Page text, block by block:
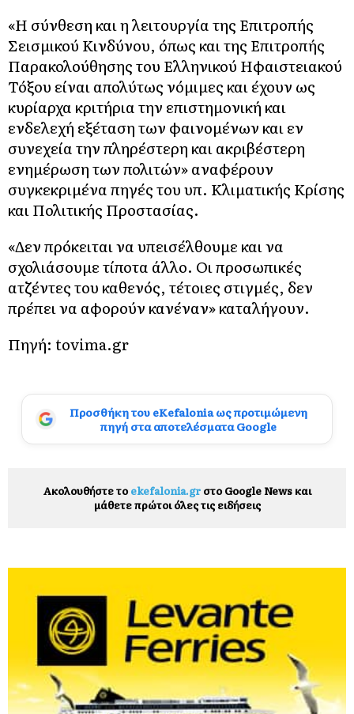
«Η σύνθεση και η λειτουργία της Επιτροπής
Σεισμικού Κινδύνου, όπως και της Επιτροπής
Παρακολούθησης του Ελληνικού Ηφαιστειακού
Τόξου είναι απολύτως νόμιμες και έχουν ως
κυρίαρχα κριτήρια την επιστημονική και
ενδελεχή εξέταση των φαινομένων και εν
συνεχεία την πληρέστερη και ακριβέστερη
ενημέρωση των πολιτών» αναφέρουν
συγκεκριμένα πηγές του υπ. Κλιματικής Κρίσης
και Πολιτικής Προστασίας.
«Δεν πρόκειται να υπεισέλθουμε και να
σχολιάσουμε τίποτα άλλο. Οι προσωπικές
ατζέντες του καθενός, τέτοιες στιγμές, δεν
πρέπει να αφορούν κανέναν» καταλήγουν.
Πηγή: tovima.gr
Προσθήκη του eKefalonia ως προτιμώμενη
πηγή στα αποτελέσματα Google
Ακολουθήστε το ekefalonia.grστο Google News και
μάθετε πρώτοι όλες τις ειδήσεις